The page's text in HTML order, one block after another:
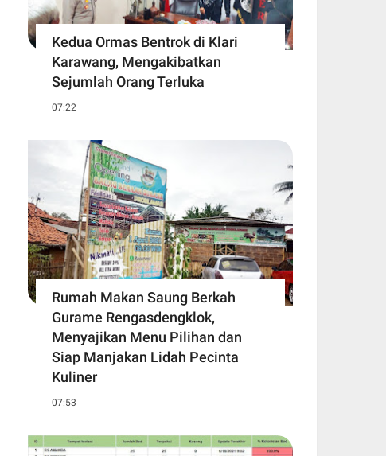
Kedua Ormas Bentrok di Klari
Karawang, Mengakibatkan
Sejumlah Orang Terluka
07:22
Rumah Makan Saung Berkah
Gurame Rengasdengklok,
Menyajikan Menu Pilihan dan
Siap Manjakan Lidah Pecinta
Kuliner
07:53